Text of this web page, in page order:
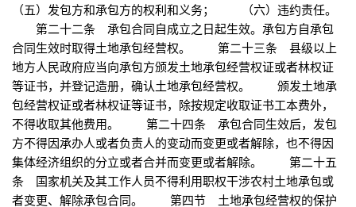
（五）发包方和承包方的权利和义务； （六）违约责任。
第二十二条 承包合同自成立之日起生效。承包方自承包
合同生效时取得土地承包经营权。 第二十三条 县级以上
地方人民政府应当向承包方颁发土地承包经营权证或者林权证
等证书，并登记造册，确认土地承包经营权。 颁发土地承
包经营权证或者林权证等证书，除按规定收取证书工本费外，
不得收取其他费用。 第二十四条 承包合同生效后，发包
方不得因承办人或者负责人的变动而变更或者解除，也不得因
集体经济组织的分立或者合并而变更或者解除。 第二十五
条 国家机关及其工作人员不得利用职权干涉农村土地承包或
者变更、解除承包合同。 第四节 土地承包经营权的保护